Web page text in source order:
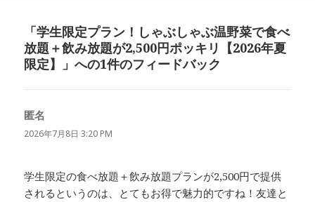
「学生限定プラン！しゃぶしゃぶ温野菜で食べ
放題＋飲み放題が2,500円ポッキリ【2026年夏
限定】」への1件のフィードバック
匿名
り:
2026年7月8日 3:20 PM
学生限定の食べ放題＋飲み放題プランが2,500円で提供
されるというのは、とてもお得で魅力的ですね！友達と